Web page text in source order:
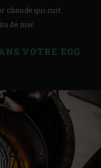
chaude qui cuit
de mer.
VOTRE EGG